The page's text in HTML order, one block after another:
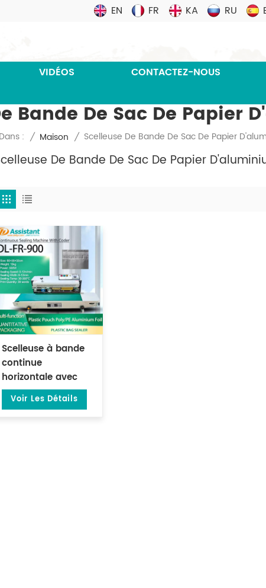
EN FR KA RU
VIDÉOS CONTACTEZ-NOUS
Bande De Sac De Papier
: / Maison / Scelleuse De Bande De Sac De Papier
De Bande De Sac De Papier
Scelleuse à bande
continue
horizontale avec
imprimante
d'impression de
Voir Les Détails